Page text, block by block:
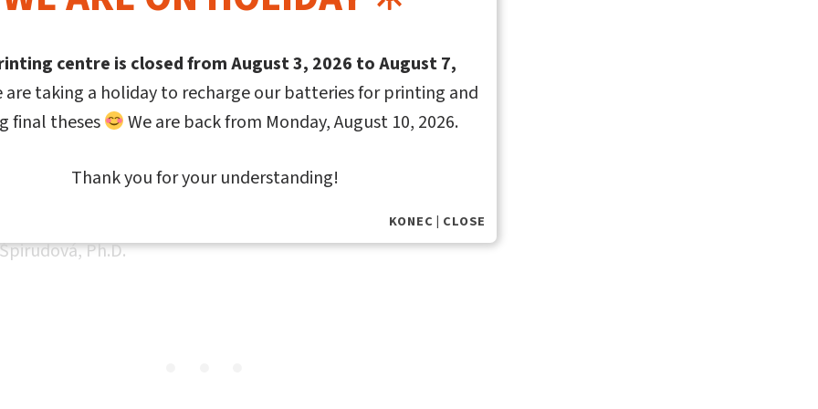
Kudlová, Ph.D. MBA ( profesní informace
Ph.D.
KONEC | CLOSE
centre is closed from August 3, 2026 to August 7,
are taking a holiday to recharge our batteries for printing and
final theses
We are back from Monday, August 10, 2026.
Thank you for your understanding!